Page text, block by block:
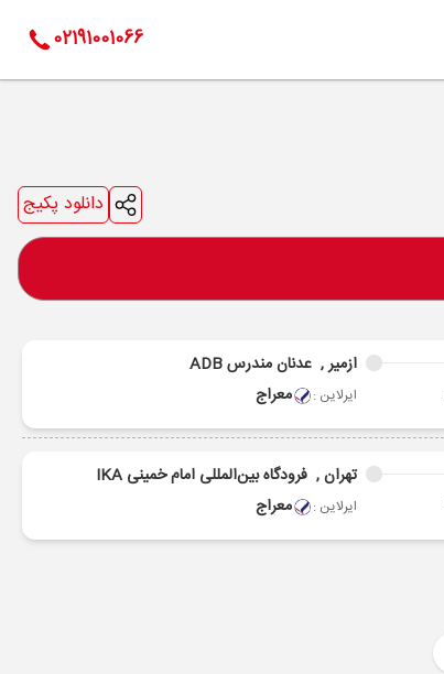
02191001066
دانلود پکیج
ازمیر , عدنان مندرس ADB
ایرلاین : معراج
تهران , فرودگاه بین‌المللی امام خمینی IKA
ایرلاین : معراج